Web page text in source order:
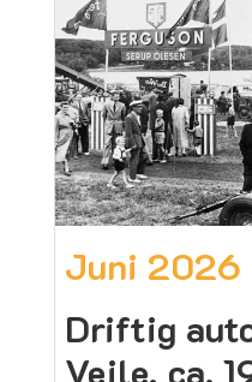
Juni 2026
Driftig
Vejle, ca.